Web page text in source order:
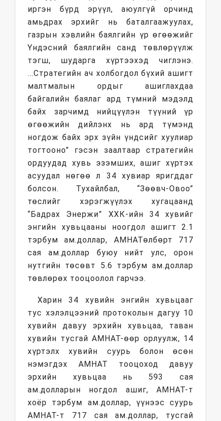
иргэн бүрд эрүүл, аюулгүй орчинд
амьдрах эрхийг нь баталгаажуулах,
газрын хэвлийн баялгийн үр өгөөжийг
Үндэсний баялгийн санд төвлөрүүлж
тэгш, шударга хүртээхэд чиглэнэ.
...Стратегийн ач холбогдол бүхий ашигт
малтмалын ордыг ашиглахдаа
байгалийн баялаг ард түмний мэдэлд
байх зарчимд нийцүүлэн түүний үр
өгөөжийн дийлэнх нь ард түмэнд
ногдож байх эрх зүйн үндсийг хуулиар
тогтооно” гэсэн заалтаар стратегийн
ордуудад хувь эзэмших, ашиг хүртэх
асуудал нөгөө л 34 хувиар яригддаг
болсон. Тухайлбал, “Зөөвч-Овоо”
төслийг хэрэгжүүлэх хугацаанд
“Бадрах Энержи” ХХК-ийн 34 хувийг
энгийн хувьцааны ноогдол ашигт 2.1
тэрбум ам.доллар, АМНАТөлбөрт 717
сая ам.доллар буюу нийт улс, орон
нутгийн төсөвт 5.6 тэрбум ам.доллар
төвлөрөх тооцоолол гарчээ.
Харин 34 хувийн энгийн хувьцааг
тус хэлэлцээний протоколын дагуу 10
хувийн давуу эрхийн хувьцаа, таван
хувийн тусгай АМНАТ-өөр орлуулж, 14
хүртэлх хувийн суурь болон өсөн
нэмэгдэх АМНАТ тооцоход давуу
эрхийн хувьцаа нь 593 сая
ам.долларын ногдол ашиг, АМНАТ-т
хоёр тэрбум ам.доллар, үүнээс суурь
АМНАТ-т 717 сая ам.доллар, тусгай